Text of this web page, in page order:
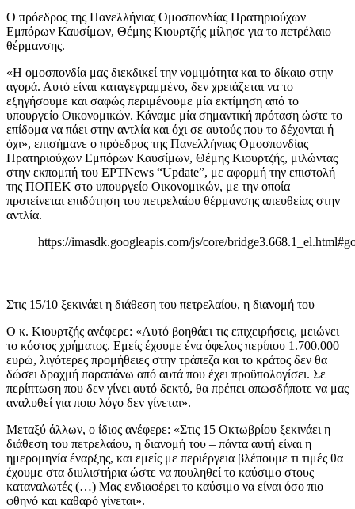
Ο πρόεδρος της Πανελλήνιας Ομοσπονδίας Πρατηριούχων
Εμπόρων Καυσίμων, Θέμης Κιουρτζής μίλησε για το πετρέλαιο
θέρμανσης.
«Η ομοσπονδία μας διεκδικεί την νομιμότητα και το δίκαιο στην
αγορά. Αυτό είναι καταγεγραμμένο, δεν χρειάζεται να το
εξηγήσουμε και σαφώς περιμένουμε μία εκτίμηση από το
υπουργείο Οικονομικών. Κάναμε μία σημαντική πρόταση ώστε το
επίδομα να πάει στην αντλία και όχι σε αυτούς που το δέχονται ή
όχι», επισήμανε ο πρόεδρος της Πανελλήνιας Ομοσπονδίας
Πρατηριούχων Εμπόρων Καυσίμων, Θέμης Κιουρτζής, μιλώντας
στην εκπομπή του ΕΡΤNews “Update”, με αφορμή την επιστολή
της ΠΟΠΕΚ στο υπουργείο Οικονομικών, με την οποία
προτείνεται επιδότηση του πετρελαίου θέρμανσης απευθείας στην
αντλία.
https://imasdk.googleapis.com/js/core/
Στις 15/10 ξεκινάει η διάθεση του πετρελαίου, η διανομή του
Ο κ. Κιουρτζής ανέφερε: «Αυτό βοηθάει τις επιχειρήσεις, μειώνει
το κόστος χρήματος. Εμείς έχουμε ένα όφελος περίπου 1.700.000
ευρώ, λιγότερες προμήθειες στην τράπεζα και το κράτος δεν θα
δώσει δραχμή παραπάνω από αυτά που έχει προϋπολογίσει. Σε
περίπτωση που δεν γίνει αυτό δεκτό, θα πρέπει οπωσδήποτε να μας
αναλυθεί για ποιο λόγο δεν γίνεται».
Μεταξύ άλλων, ο ίδιος ανέφερε: «Στις 15 Οκτωβρίου ξεκινάει η
διάθεση του πετρελαίου, η διανομή του – πάντα αυτή είναι η
ημερομηνία έναρξης, και εμείς με περιέργεια βλέπουμε τι τιμές θα
έχουμε στα διυλιστήρια ώστε να πουληθεί το καύσιμο στους
καταναλωτές (…) Μας ενδιαφέρει το καύσιμο να είναι όσο πιο
φθηνό και καθαρό γίνεται».